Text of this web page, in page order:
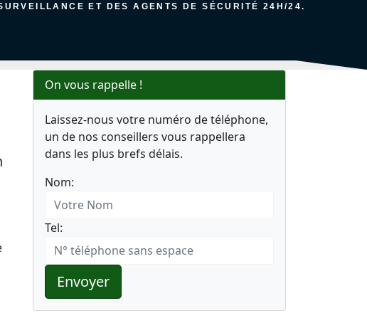
ET DES AGENTS DE SÉCURITÉ 24H/24.
On vous rappelle !
Laissez-nous votre numéro de téléphone,
un de nos conseillers vous rappellera
dans les plus brefs délais.
Nom:
Tel:
Envoyer